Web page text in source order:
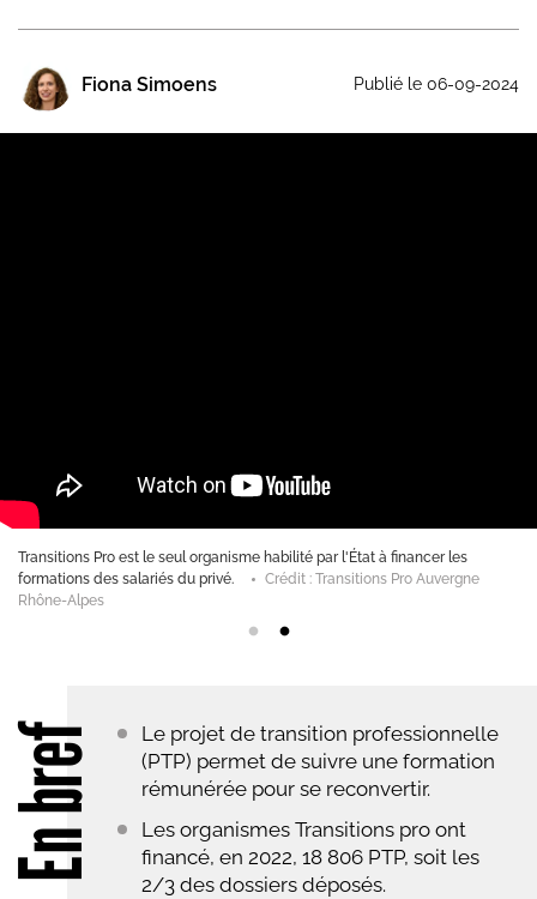
Fiona Simoens Publié le 06-09-2024
bref
Le projet de transition professionnelle
(PTP) permet de suivre une formation
rémunérée pour se reconvertir.
Les organismes Transitions pro ont
financé, en 2022, 18 806 PTP, soit les
2/3 des dossiers déposés.
aux salariés du secteur qu'ils soient en
- iStock
Transitions Pro est le seul
formations des salariés du